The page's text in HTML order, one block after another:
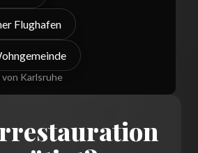
Flughafen
von Karlsruhe